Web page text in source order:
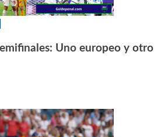
Uno europeo y otro